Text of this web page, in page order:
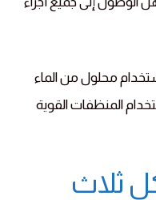
محلول من الماء
المنظفات القوية
ثلاث